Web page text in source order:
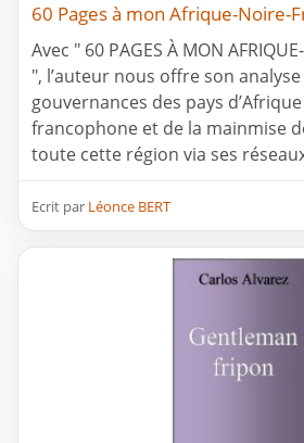
60 Pages à mon Afrique-Noire-
Avec " 60 PAGES À MON
", l’auteur nous offre son
gouvernances des pays
francophone et de la mainmise
toute cette région via ses
Ecrit par Léonce BERT